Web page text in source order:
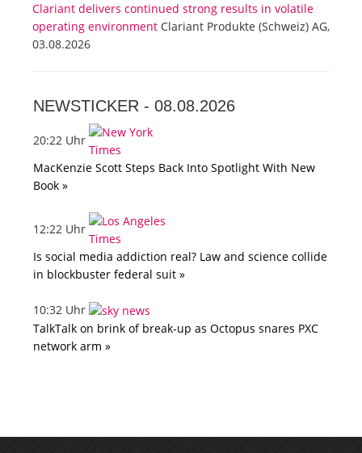
Clariant delivers continued strong results in volatile
operating environment Clariant Produkte (Schweiz) AG,
03.08.2026
NEWSTICKER - 08.08.2026
20:22 Uhr
MacKenzie Scott Steps Back Into Spotlight With New
Book »
12:22 Uhr
Is social media addiction real? Law and science collide
in blockbuster federal suit »
10:32 Uhr
TalkTalk on brink of break-up as Octopus snares PXC
network arm »